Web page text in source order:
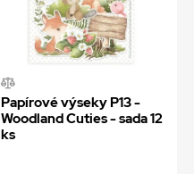
Papírové výseky P13 -
Woodland Cuties - sada 12
ks